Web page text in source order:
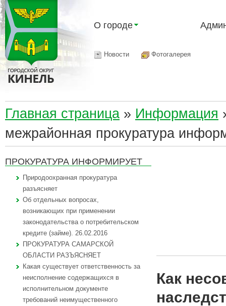
О городе
Новости Фотогалерея
Главная страница » Информация
межрайонная прокуратура
ПРОКУРАТУРА ИНФОРМИРУЕТ
Природоохранная прокуратура
разъясняет
Об отдельных вопросах,
возникающих при применении
законодательства о потребительском
кредите (займе). 26.02.2016
ПРОКУРАТУРА САМАРСКОЙ
ОБЛАСТИ РАЗЪЯСНЯЕТ
Какая существует ответственность за
неисполнение содержащихся в
исполнительном документе
требований неимущественного
Как